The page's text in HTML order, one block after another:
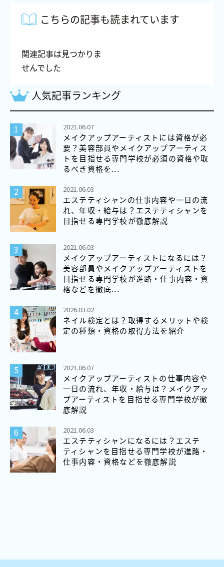
こちらの記事も読まれています
関連記事は見つかりま
せんでした
人気記事ランキング
2021.06.07
メイクアップアーティストには資格が必
要？美容部員やメイクアップアーティス
トを目指せる専門学校が必須の資格や取
るべき資格を...
2021.06.03
エステティシャンの仕事内容や一日の流
れ、年収・給与は？エステティシャンを
目指せる専門学校が徹底解説
2021.06.03
メイクアップアーティストになるには？
美容部員やメイクアップアーティストを
目指せる専門学校が進路・仕事内容・資
格などを徹底...
2026.03.02
ネイル検定とは？取得するメリットや検
定の種類・資格の取得方法を紹介
2021.06.07
メイクアップアーティストの仕事内容や
一日の流れ、年収・給与は？メイクアッ
プアーティストを目指せる専門学校が徹
底解説
2021.06.03
エステティシャンになるには？エステ
ティシャンを目指せる専門学校が進路・
仕事内容・資格などを徹底解説